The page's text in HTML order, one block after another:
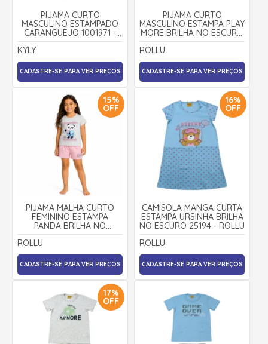
PIJAMA CURTO
MASCULINO ESTAMPADO
CARANGUEJO 1001971 -
KYLY
KYLY
CADASTRE-SE PARA VER PREÇOS
PIJAMA CURTO
MASCULINO ESTAMPA PLAY
MORE BRILHA NO ESCURO
25291 - ROLLU
ROLLU
CADASTRE-SE PARA VER PREÇOS
15%
OFF
PIJAMA MALHA CURTO
FEMININO ESTAMPA
PANDA BRILHA NO
ESCURO 25193 - ROLLU
ROLLU
CADASTRE-SE PARA VER PREÇOS
16%
OFF
CAMISOLA MANGA CURTA
ESTAMPA URSINHA BRILHA
NO ESCURO 25194 - ROLLU
ROLLU
CADASTRE-SE PARA VER PREÇOS
17%
OFF